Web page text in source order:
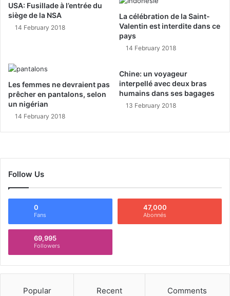
USA: Fusillade à l’entrée du
siège de la NSA
14 February 2018
La célébration de la Saint-
Valentin est interdite dans ce
pays
14 February 2018
Les femmes ne devraient pas
prêcher en pantalons, selon
un nigérian
14 February 2018
Chine: un voyageur
interpellé avec deux bras
humains dans ses bagages
13 February 2018
Follow Us
0
Fans
47,000
Abonnés
69,995
Followers
Popular Recent Comments